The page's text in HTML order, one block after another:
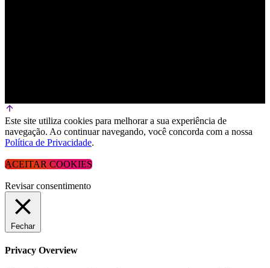
Este site utiliza cookies para melhorar a sua experiência de
navegação. Ao continuar navegando, você concorda com a nossa
Política de Privacidade.
ACEITAR COOKIES
Revisar consentimento
Fechar
Privacy Overview